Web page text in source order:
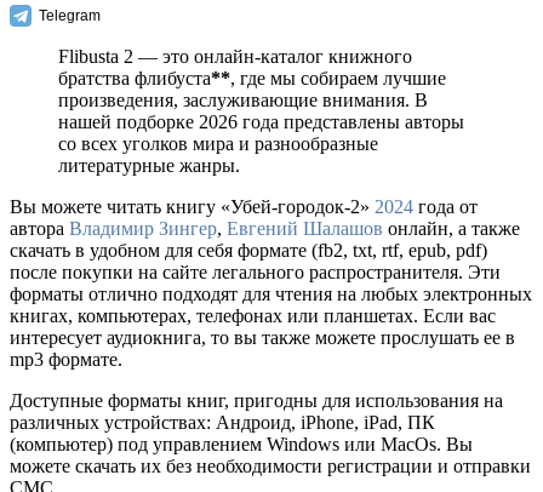
Telegram
Flibusta 2 — это онлайн-каталог книжного
братства флибуста**, где мы собираем лучшие
произведения, заслуживающие внимания. В
нашей подборке 2026 года представлены авторы
со всех уголков мира и разнообразные
литературные жанры.
Вы можете читать книгу «Убей-городок-2» 2024 года от
автора Владимир Зингер, Евгений Шалашов онлайн, а также
скачать в удобном для себя формате (fb2, txt, rtf, epub, pdf)
после покупки на сайте легального распространителя. Эти
форматы отлично подходят для чтения на любых электронных
книгах, компьютерах, телефонах или планшетах. Если вас
интересует аудиокнига, то вы также можете прослушать ее в
mp3 формате.
Доступные форматы книг, пригодны для использования на
различных устройствах: Андроид, iPhone, iPad, ПК
(компьютер) под управлением Windows или MacOs. Вы
можете скачать их без необходимости регистрации и отправки